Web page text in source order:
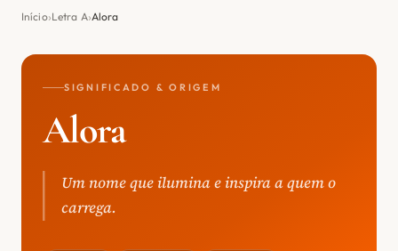
NOME PERFEITO
Início Letra A Alora
SIGNIFICADO & ORIGEM
Alora
Um nome que ilumina e inspira a quem o
carrega.